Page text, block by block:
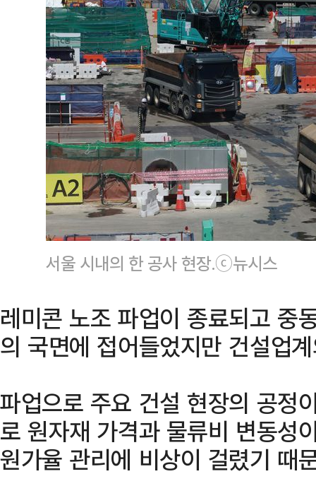
서울 시내의 한 공사 현장.ⓒ뉴시스
레미콘 노조 파업이 종료되고 중
의 국면에 접어들었지만 건설업
파업으로 주요 건설 현장의 공정
로 원자재 가격과 물류비 변동성
원가율 관리에 비상이 걸렸기 때